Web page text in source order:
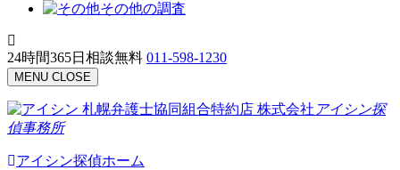
その他の調査
24時間365日相談無料 011-598-1230
MENU CLOSE
札幌弁護士協同組合特約店 株式会社 アイシン探
偵事務所
アイシン探偵ホーム